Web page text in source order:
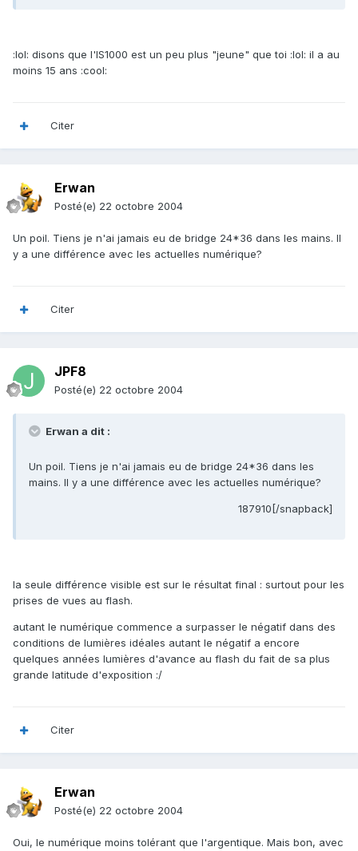
:lol: disons que l'IS1000 est un peu plus "jeune" que toi :lol: il a au
moins 15 ans :cool:
Citer
Erwan
Posté(e) 22 octobre 2004
Un poil. Tiens je n'ai jamais eu de bridge 24*36 dans les mains. Il
y a une différence avec les actuelles numérique?
Citer
JPF8
Posté(e) 22 octobre 2004
Erwan a dit :
Un poil. Tiens je n'ai jamais eu de bridge 24*36 dans les
mains. Il y a une différence avec les actuelles numérique?
187910[/snapback]
la seule différence visible est sur le résultat final : surtout pour les
prises de vues au flash.
autant le numérique commence a surpasser le négatif dans des
conditions de lumières idéales autant le négatif a encore
quelques années lumières d'avance au flash du fait de sa plus
grande latitude d'exposition :/
Citer
Erwan
Posté(e) 22 octobre 2004
Oui, le numérique moins tolérant que l'argentique. Mais bon, avec